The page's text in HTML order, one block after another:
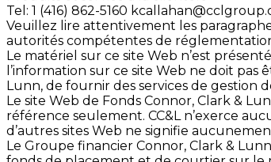
Tel: 1 (416) 862-5160
Veuillez lire attentivement les
autorités compétentes de
Le matériel sur ce site Web n’est
l’information sur ce site Web ne doit
Lunn, de fournir des services de gestion
Le site Web de Fonds Connor, Clark &
référence seulement. CC&L n’exerce
d’autres sites Web ne signifie
Le Groupe financier Connor, Clark &